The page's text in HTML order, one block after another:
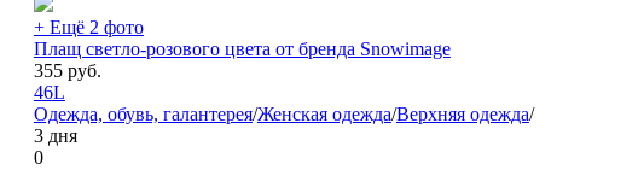
+ Ещё 2 фото
Плащ светло-розового цвета от бренда Snowimage
355 руб.
46L
Одежда, обувь, галантерея/Женская одежда/Верхняя одежда/
3 дня
0